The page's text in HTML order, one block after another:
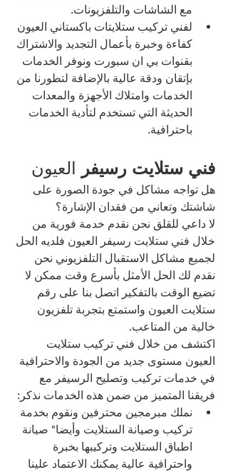
مع الشاشات والتلفزيونات.
لفني تركيب ستلايتات باكستاني العيون
كفاءة وخبرة بأعمال التجديد والاشتراك
بقنوات بي ان سبورت ونوفر الخدمات
بإتقان ودقة عالية بالإضافة لتطورنا من
الخدمات وامتلاك الأجهزة والمعدات
الحديثة التي تستخدم لتأدية الخدمات
باحترافية.
فني ستلايت رسيفر العيون
هل تواجه مشاكل في جودة الصورة على
شاشتك وتعاني من فقدان الإشارة؟
لا داعي للقلق نحن نقدم خدمة فورية من
خلال فني ستلايت رسيفر العيون فلديه الحل
لجميع مشاكل الاستقبال التلفزيوني نحن
نقدم لك الحل الأمثل بأسرع وقت ممكن لا
تضيع الوقت بالتفكير اتصل بنا على رقم
ستلايت العيون واستمتع بتجربة تلفزيون
خالية من المتاعب.
اكتشف من خلال فني تركيب ستلايت
العيون مستوى جديد من الجودة والاحترافية
في خدمات تركيب وتصليح الرسيفر مع
فريقنا المتميز من ضمن هذه الخدمات نذكر:
نملك مبرمجين محترفين ونقوم بخدمة
تركيب وصيانة الستلايت وأيضا" صيانة
اطباق الستلايت وتركيبها بخبرة
واحترافية عالية يمكنك الاعتماد علينا